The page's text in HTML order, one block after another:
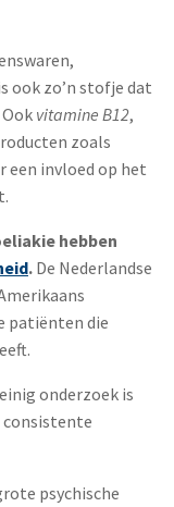
ook zo’n stofje dat
vitamine B12,
zoals
een invloed op het
hebben
. De Nederlandse
patiënten die
onderzoek is
consistente
psychische